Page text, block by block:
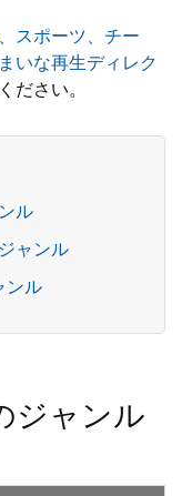
スポーツ、チー
いな再生ディレク
ださい。
ル
ャンル
ンル
ジャンル